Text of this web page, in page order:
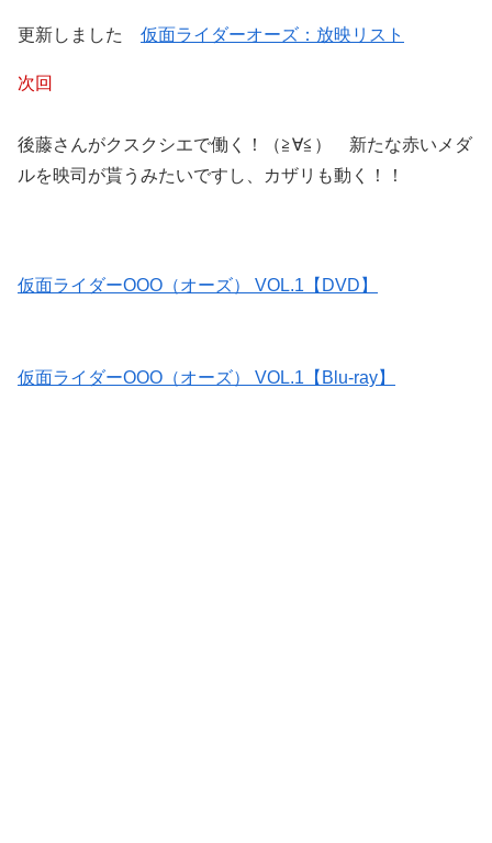
更新しました 仮面ライダーオーズ：放映リスト
次回
後藤さんがクスクシエで働く！（≧∀≦） 新たな赤いメダ
ルを映司が貰うみたいですし、カザリも動く！！
仮面ライダーOOO（オーズ） VOL.1【DVD】
仮面ライダーOOO（オーズ） VOL.1【Blu-ray】